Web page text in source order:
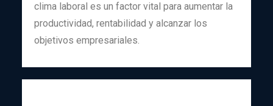
clima laboral es un factor vital para aumentar la
productividad, rentabilidad y alcanzar los
objetivos empresariales.